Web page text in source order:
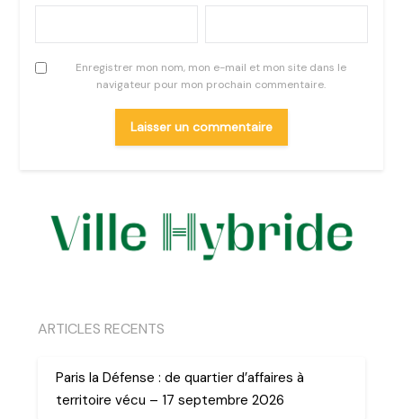
Enregistrer mon nom, mon e-mail et mon site dans le
navigateur pour mon prochain commentaire.
ARTICLES RECENTS
Paris la Défense : de quartier d’affaires à
territoire vécu – 17 septembre 2026